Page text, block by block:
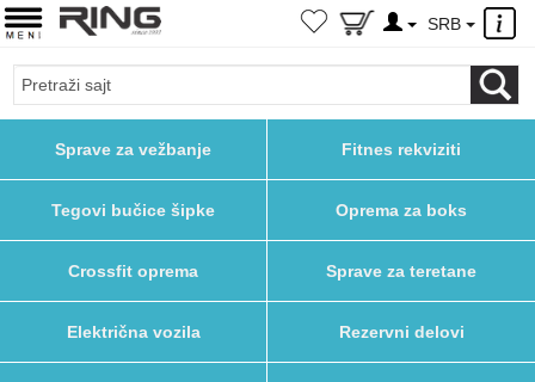
×
SRB
Sprave za vežbanje Fitnes rekviziti
Tegovi bučice šipke Oprema za boks
Crossfit oprema Sprave za teretane
Električna vozila Rezervni delovi